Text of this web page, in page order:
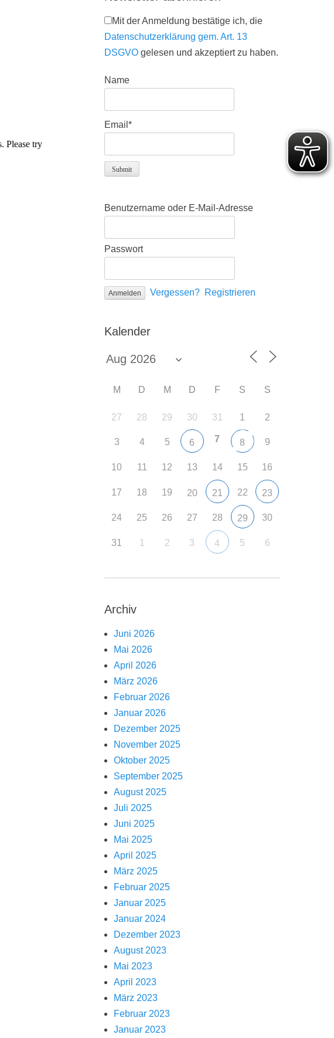
Mit der Anmeldung bestätige ich, die
Datenschutzerklärung gem. Art. 13
DSGVO gelesen und akzeptiert zu haben.
Name
Email*
Benutzername oder E-Mail-Adresse
Passwort
Vergessen? Registrieren
Kalender
M D M D F S S
27 28 29 30 31 1 2
3 4 5 6 7 8 9
10 11 12 13 14 15 16
17 18 19 20 21 22 23
24 25 26 27 28 29 30
31 1 2 3 4 5 6
Archiv
Juni 2026
Mai 2026
April 2026
März 2026
Februar 2026
Januar 2026
Dezember 2025
November 2025
Oktober 2025
September 2025
August 2025
Juli 2025
Juni 2025
Mai 2025
April 2025
März 2025
Februar 2025
Januar 2025
Januar 2024
Dezember 2023
August 2023
Mai 2023
April 2023
März 2023
Februar 2023
Januar 2023